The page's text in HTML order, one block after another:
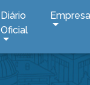
Diário
Oficial
Empresa